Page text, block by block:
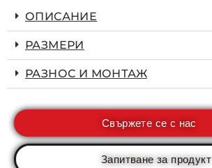
ОПИСАНИЕ
РАЗМЕРИ
РАЗНОС И МОНТАЖ
Свържете се с нас
Запитване за продукт